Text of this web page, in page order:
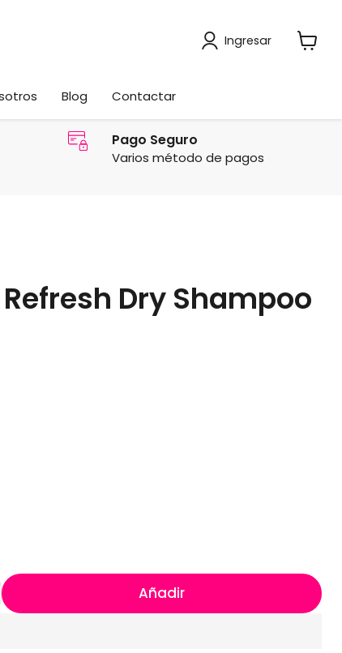
Ingresar
Blog Contactar
Pago Seguro
Varios método de pagos
Dry Shampoo
Añadir